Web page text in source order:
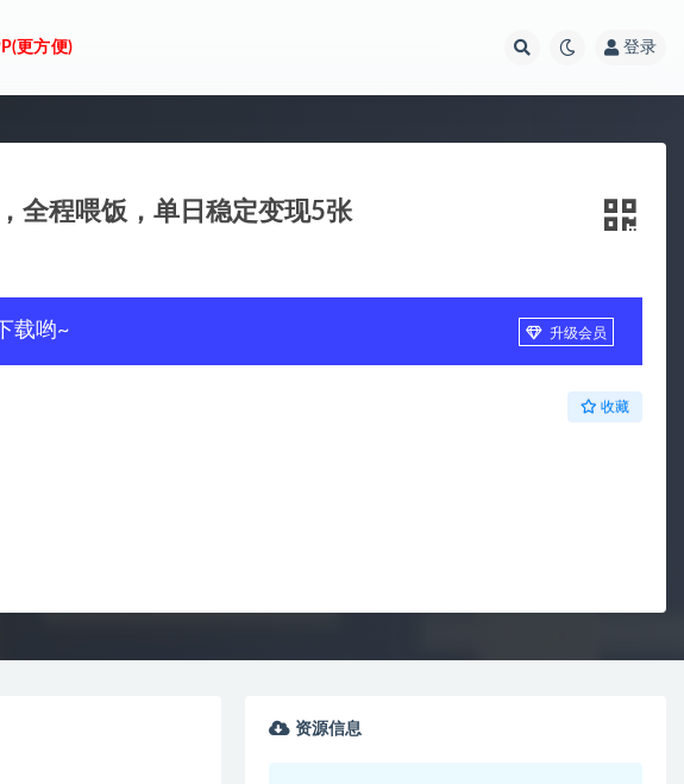
更方便) 登录
全程喂饭，单日稳定变现5张
载哟~ 升级会员
收藏
资源信息